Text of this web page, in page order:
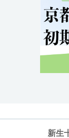
新生